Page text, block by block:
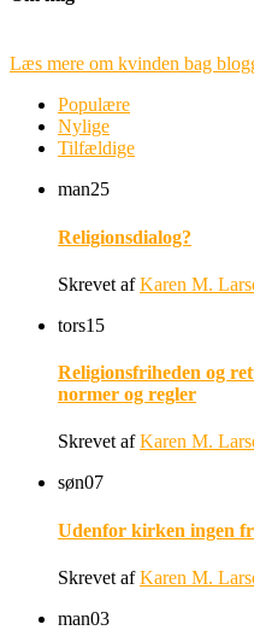
Læs mere om kvinden bag
Populære
Nylige
Tilfældige
man25
Religionsdialog?
Skrevet afKaren M.
tors15
Religionsfriheden og
normer og regler
Skrevet afKaren M.
søn07
Udenfor kirken ingen
Skrevet afKaren M.
man03